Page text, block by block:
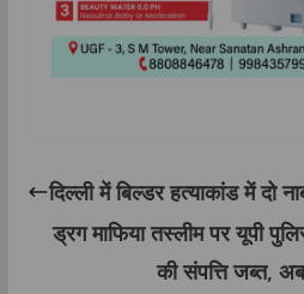
दिल्ली में बिल्डर हत्याकांड में दो
ड्रग माफिया तस्लीम पर यूपी
की संपत्ति जब्त,